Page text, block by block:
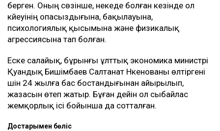
берген. Оның сөзінше, некеде болған кезінде ол
күйеуінің опасыздығына, бақылауына,
психологиялық қысымына және физикалық
агрессиясына тап болған.
Еске салайық, бұрынғы ұлттық экономика министрі
Қуандық Бишімбаев Салтанат Нүкенованы өлтіргені
үшін 24 жылға бас бостандығынан айырылып,
жазасын өтеп жатыр. Бұған дейін ол сыбайлас
жемқорлық ісі бойынша да сотталған.
Достарыңмен бөліс